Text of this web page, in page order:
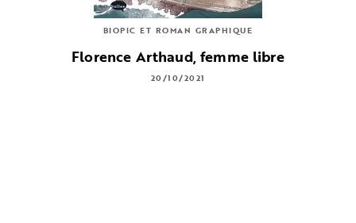
BIOPIC ET ROMAN GRAPHIQUE
Florence Arthaud, femme libre
20/10/2021